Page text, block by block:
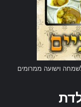
וישועה ממרומים